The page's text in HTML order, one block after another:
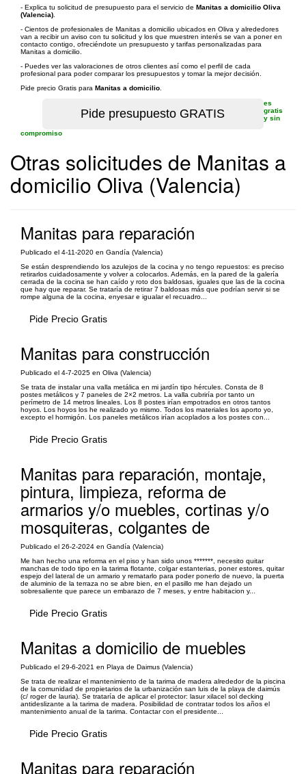
- Explica tu solicitud de presupuesto para el servicio de Manitas a domicilio Oliva
(Valencia)
- Cientos de profesionales de Manitas a domicilio ubicados en Oliva y alrededores
van a recibir un aviso con tu solicitud y los que muestren interés se van a poner en
contacto contigo, ofreciéndote un presupuesto y tarifas personalizadas para
Manitas a domicilio.
- Puedes ver las valoraciones de otros clientes así como el perfil de cada
profesional para poder comparar los presupuestos y tomar la mejor decisión.
Pide precio Gratis para Manitas a domicilio
es
gratis
y sin
compromiso
Otras solicitudes de Manitas a
domicilio Oliva (Valencia)
Manitas para reparación
Publicado el 4-11-2020 en Gandía (Valencia)
Se están desprendiendo los azulejos de la cocina y no tengo repuestos: es preciso
retirarlos cuidadosamente y volver a colocarlos. Además, en la pared de la galería
cerrada de la cocina se han caído y roto dos baldosas, iguales que las de la cocina
que hay que reparar. Se trataría de retirar 7 baldosas más que podrían servir si se
rompe alguna de la cocina, enyesar e igualar el recuadro...
Pide Precio Gratis
Manitas para construcción
Publicado el 4-7-2025 en Oliva (Valencia)
Se trata de instalar una valla metálica en mi jardín tipo hércules. Consta de 8
postes metálicos y 7 paneles de 2×2 metros. La valla cubriría por tanto un
perímetro de 14 metros lineales. Los 8 postes irían empotrados en otros tantos
hoyos. Los hoyos los he realizado yo mismo. Todos los materiales los aporto yo,
excepto el hormigón. Los paneles metálicos irían acoplados a los postes con...
Pide Precio Gratis
Manitas para reparación, montaje,
pintura, limpieza, reforma de
armarios y/o muebles, cortinas y/o
mosquiteras, colgantes de
Publicado el 26-2-2024 en Gandía (Valencia)
Me han hecho una reforma en el piso y han sido unos *******, necesito quitar
manchas de todo tipo en la tarima flotante, colgar estanterias, poner estores, quitar
espejo del lateral de un armario y rematarlo para poder ponerlo de nuevo, la puerta
de aluminio de la terraza no se abre bien, en el pasillo me han dejado un
sobresaliente que parece un embarazo de 7 meses, y entre habitacion y...
Pide Precio Gratis
Manitas a domicilio de muebles
Publicado el 29-6-2021 en Playa de Daimus (Valencia)
Se trata de realizar el mantenimiento de la tarima de madera alrededor de la piscina
de la comunidad de propietarios de la urbanización san luis de la playa de daimús
(c/ roger de lauria). Se trataría de aplicar el protector: lasur xilacel sol decking
antideslizante a la tarima de madera. Posibilidad de contratar todos los años el
mantenimiento anual de la tarima. Contactar con el presidente...
Pide Precio Gratis
Manitas para reparación